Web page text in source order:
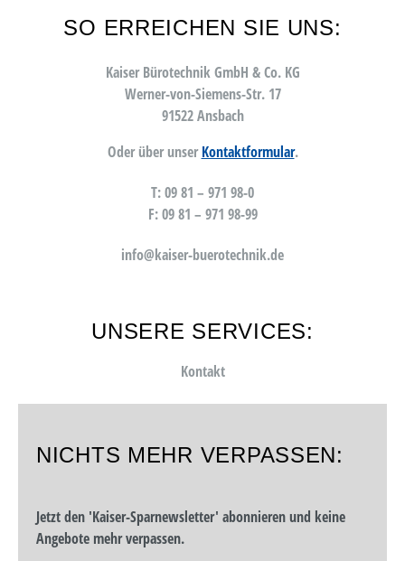
SO ERREICHEN SIE UNS:
Kaiser Bürotechnik GmbH & Co. KG
Werner-von-Siemens-Str. 17
91522 Ansbach
Oder über unserKontaktformular.
T: 09 81 – 971 98-0
F: 09 81 – 971 98-99
info@kaiser-buerotechnik.de
UNSERE SERVICES:
Kontakt
NICHTS MEHR VERPASSEN:
Jetzt den 'Kaiser-Sparnewsletter' abonnieren und keine
Angebote mehr verpassen.